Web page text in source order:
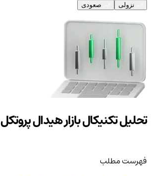
نزولی صعودی
تحلیل تکنیکال بازار هیدال پروتکل (HAEDAL)
فهرست مطلب